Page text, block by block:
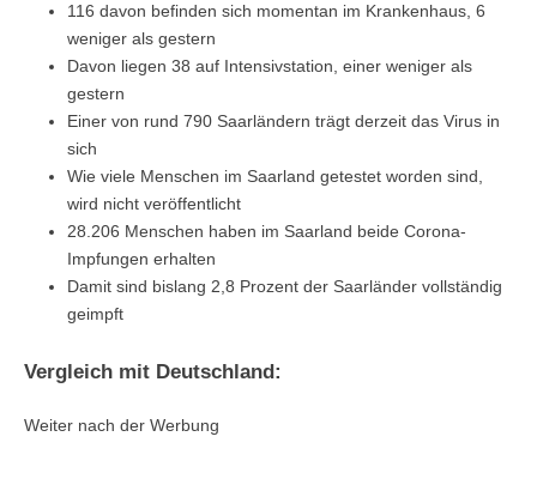
116 davon befinden sich momentan im Krankenhaus, 6
weniger als gestern
Davon liegen 38 auf Intensivstation, einer weniger als
gestern
Einer von rund 790 Saarländern trägt derzeit das Virus in
sich
Wie viele Menschen im Saarland getestet worden sind,
wird nicht veröffentlicht
28.206 Menschen haben im Saarland beide Corona-
Impfungen erhalten
Damit sind bislang 2,8 Prozent der Saarländer vollständig
geimpft
Vergleich mit Deutschland:
Weiter nach der Werbung